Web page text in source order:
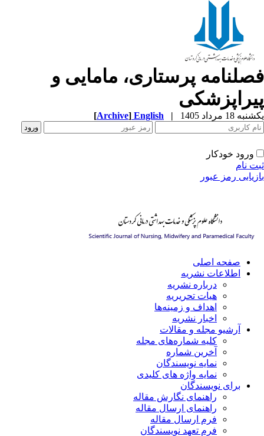
پرستاری، مامایی و
18 مرداد 1405 |
English
[Archive]
ورود خودکار
نام
رمز عبور
صفحه اصلی
اطلاعات نشریه
درباره نشریه
هیات تحریریه
اهداف و زمینه‌ها
اخبار نشریه
آرشیو مجله و مقالات
کلیه شماره‌های مجله
آخرین شماره
نمایه نویسندگان
نمایه واژه های کلیدی
برای نویسندگان
راهنمای نگارش مقاله
راهنمای ارسال مقاله
فرم ارسال مقاله
فرم تعهد نویسندگان